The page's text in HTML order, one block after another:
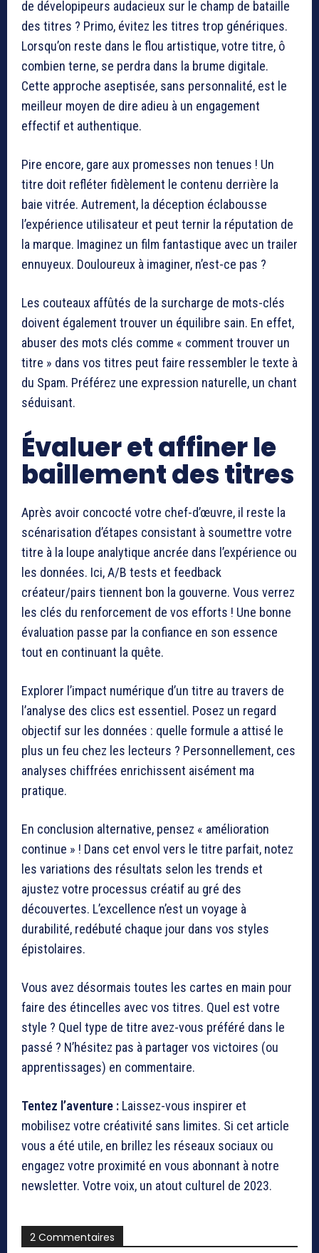
de dévelopipeurs audacieux sur le champ de bataille
des titres ? Primo, évitez les titres trop génériques.
Lorsqu’on reste dans le flou artistique, votre titre, ô
combien terne, se perdra dans la brume digitale.
Cette approche aseptisée, sans personnalité, est le
meilleur moyen de dire adieu à un engagement
effectif et authentique.
Pire encore, gare aux promesses non tenues ! Un
titre doit refléter fidèlement le contenu derrière la
baie vitrée. Autrement, la déception éclabousse
l’expérience utilisateur et peut ternir la réputation de
la marque. Imaginez un film fantastique avec un trailer
ennuyeux. Douloureux à imaginer, n’est-ce pas ?
Les couteaux affûtés de la surcharge de mots-clés
doivent également trouver un équilibre sain. En effet,
abuser des mots clés comme « comment trouver un
titre » dans vos titres peut faire ressembler le texte à
du Spam. Préférez une expression naturelle, un chant
séduisant.
Évaluer et affiner le
baillement des titres
Après avoir concocté votre chef-d’œuvre, il reste la
scénarisation d’étapes consistant à soumettre votre
titre à la loupe analytique ancrée dans l’expérience ou
les données. Ici, A/B tests et feedback
créateur/pairs tiennent bon la gouverne. Vous verrez
les clés du renforcement de vos efforts ! Une bonne
évaluation passe par la confiance en son essence
tout en continuant la quête.
Explorer l’impact numérique d’un titre au travers de
l’analyse des clics est essentiel. Posez un regard
objectif sur les données : quelle formule a attisé le
plus un feu chez les lecteurs ? Personnellement, ces
analyses chiffrées enrichissent aisément ma
pratique.
En conclusion alternative, pensez « amélioration
continue » ! Dans cet envol vers le titre parfait, notez
les variations des résultats selon les trends et
ajustez votre processus créatif au gré des
découvertes. L’excellence n’est un voyage à
durabilité, redébuté chaque jour dans vos styles
épistolaires.
Vous avez désormais toutes les cartes en main pour
faire des étincelles avec vos titres. Quel est votre
style ? Quel type de titre avez-vous préféré dans le
passé ? N’hésitez pas à partager vos victoires (ou
apprentissages) en commentaire.
Tentez l’aventure : Laissez-vous inspirer et
mobilisez votre créativité sans limites. Si cet article
vous a été utile, en brillez les réseaux sociaux ou
engagez votre proximité en vous abonnant à notre
newsletter. Votre voix, un atout culturel de 2023.
2 Commentaires